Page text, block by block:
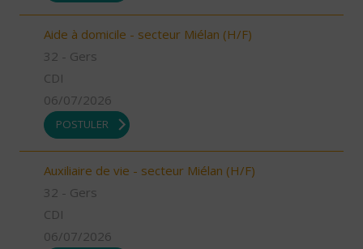
Aide à domicile - secteur Miélan (H/F)
32 - Gers
CDI
06/07/2026
POSTULER
Auxiliaire de vie - secteur Miélan (H/F)
32 - Gers
CDI
06/07/2026